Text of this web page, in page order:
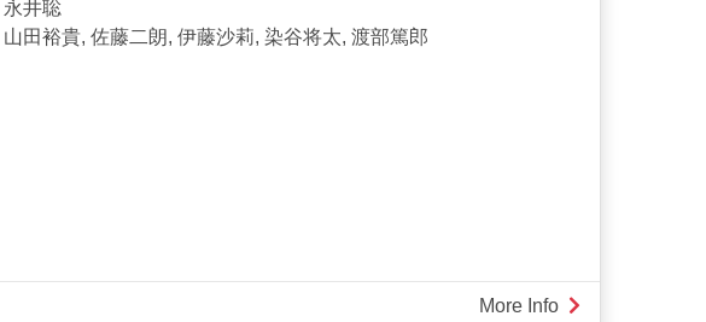
永井聡
山田裕貴, 佐藤二朗, 伊藤沙莉, 染谷将太, 渡部篤郎
More Infoabout